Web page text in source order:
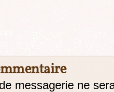
messagerie ne